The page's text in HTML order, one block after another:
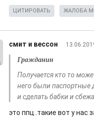
ЦИТИРОВАТЬ ЖАЛОБА
смит и вессон
Гражданин
Получается кто то
него были паспортные
и сделать бабки и
это ппц..такие вот у нас